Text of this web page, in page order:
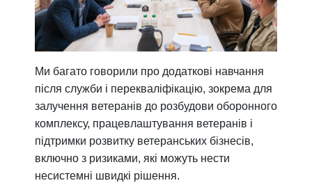
Ми багато говорили про додаткові навчання
після служби і перекваліфікацію, зокрема для
залучення ветеранів до розбудови оборонного
комплексу, працевлаштування ветеранів і
підтримки розвитку ветеранських бізнесів,
включно з ризиками, які можуть нести
несистемні швидкі рішення.